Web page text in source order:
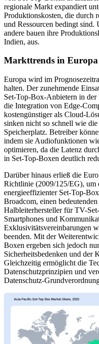
regionale Markt expandiert
Produktionskosten, die durch
und Ressourcen bedingt
andere bauen ihre
Indien, aus.
Markttrends in Europa
Europa wird im
halten. Der zunehmende
Set-Top-Box-Anbietern in
die Integration von Edge-
kostengünstiger als Cloud-
sinken nicht so schnell wie
Speicherplatz. Betreiber
indem sie Audiofunktionen
optimieren, da die Latenz
in Set-Top-Boxen deutlich
Darüber hinaus erließ die
Richtlinie (2009/125/EG), um
energieeffizienter Set-Top-
Broadcom, einen
Halbleiterhersteller für TV-
Smartphones und
Exklusivitätsvereinbarungen
beenden. Mit der
Boxen ergeben sich jedoch
Sicherheitsbedenken und der
Gleichzeitig ermöglicht die
Datenschutzprinzipien und
Datenschutz-